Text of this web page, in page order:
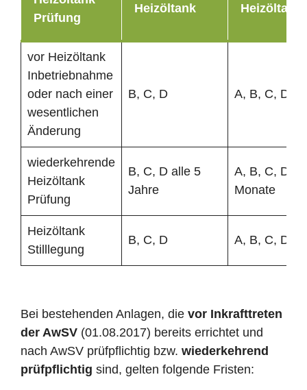
Prüfung
Heizöltank Heizöltank
vor Heizöltank
Inbetriebnahme
oder nach einer
wesentlichen
Änderung
B, C, D A, B, C, D
wiederkehrende
Heizöltank
Prüfung
B, C, D alle 5
Jahre
A, B, C, D
Monate
Heizöltank
Stilllegung
B, C, D A, B, C, D
Bei bestehenden Anlagen, die vor Inkrafttreten
der AwSV (01.08.2017) bereits errichtet und
nach AwSV prüfpflichtig bzw. wiederkehrend
prüfpflichtig sind, gelten folgende Fristen: